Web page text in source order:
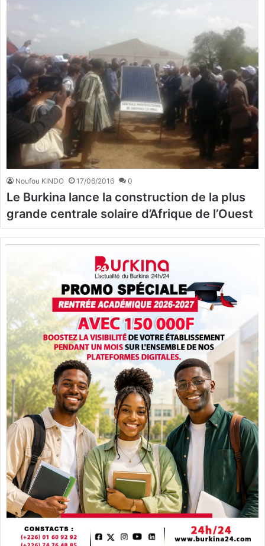
Noufou KINDO 17/06/2016 0
Le Burkina lance la construction de la plus
grande centrale solaire d’Afrique de l’Ouest